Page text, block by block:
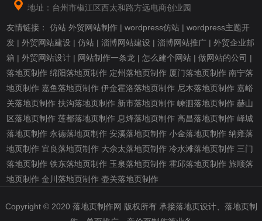
地址：台州市椒江区西太和路方远电商创业园
友情链接：仿站 外贸网站制作 |wordpress仿站 |wordpress主题开
发 |外贸网站建设 |仿站 |淄博网站建设 |淄博网站推广 |外贸企业邮
箱 |外贸网站设计 | 网站制作一条龙 |怎么建个网站 |做网站的公司 |
落地页制作 绵阳落地页制作 定州落地页制作 厦门落地页制作 南宁落
地页制作 嘉鱼落地页制作 伊金霍洛落地页制作 尼木落地页制作 嘉峪
关落地页制作 扶沟落地页制作 新市落地页制作 嵊泗落地页制作 赫山
区落地页制作 莲都落地页制作 息烽落地页制作 高昌落地页制作 峄城
落地页制作 永德落地页制作 安溪落地页制作 小金落地页制作 纳雍落
地页制作 宜良落地页制作 大佘太落地页制作 冷水滩落地页制作 三门
落地页制作 铁东落地页制作 玉泉落地页制作 霍邱落地页制作 旅顺落
地页制作 金川落地页制作 壶关落地页制作
Copyright © 2020 落地页制作网 版权所有 承接落地页设计、落地页制